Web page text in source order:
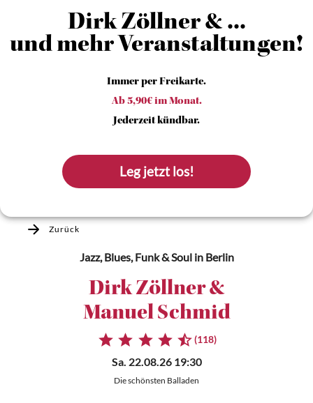
Dirk Zöllner & ...
und mehr Veranstaltungen!
Immer per Freikarte.
Ab 5,90€ im Monat.
Jederzeit kündbar.
Leg jetzt los!
Zurück
Jazz, Blues, Funk & Soulin Berlin
Dirk Zöllner &
Manuel Schmid
(118)
Sa. 22.08.26 19:30
Die schönsten Balladen